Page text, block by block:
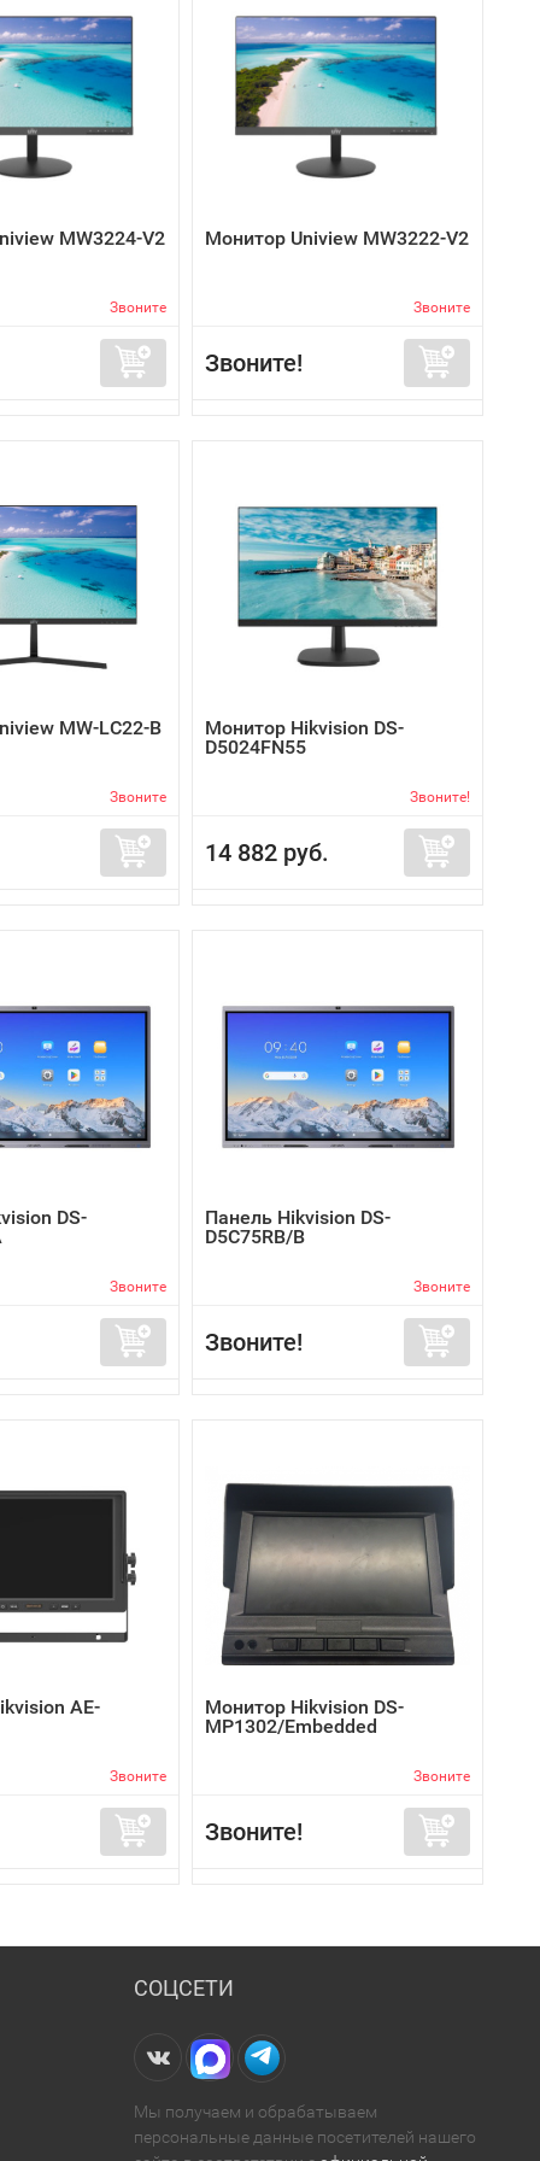
MW3224-V2
Звоните
Монитор Uniview MW3222-V2
Звоните
Звоните!
MW-LC22-B
Звоните
Монитор Hikvision DS-
D5024FN55
Звоните!
14 882 руб.
DS-
Звоните
Панель Hikvision DS-
D5C75RB/B
Звоните
Звоните!
AE-
Звоните
Монитор Hikvision DS-
MP1302/Embedded
Звоните
Звоните!
СОЦСЕТИ
Мы получаем и обрабатываем
персональные данные посетителей нашего